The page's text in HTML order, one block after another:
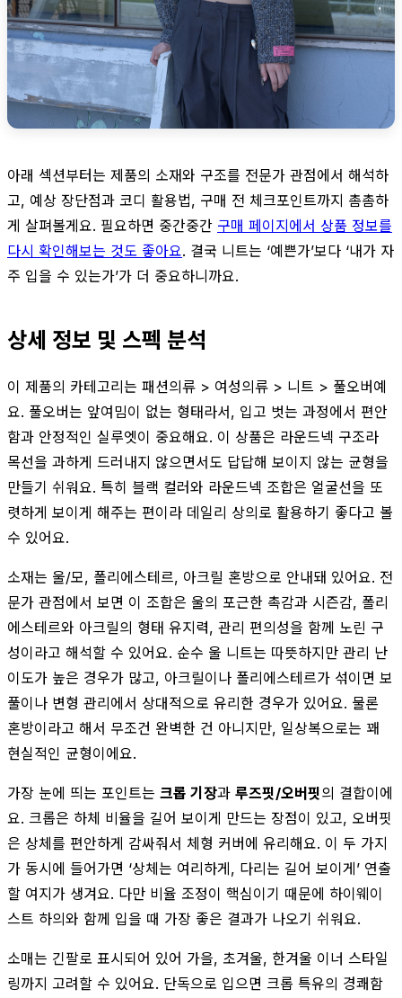
아래 섹션부터는 제품의 소재와 구조를 전문가 관점에서 해석하
고, 예상 장단점과 코디 활용법, 구매 전 체크포인트까지 촘촘하
게 살펴볼게요. 필요하면 중간중간 구매 페이지에서 상품 정보를
다시 확인해보는 것도 좋아요. 결국 니트는 ‘예쁜가’보다 ‘내가 자
주 입을 수 있는가’가 더 중요하니까요.
상세 정보 및 스펙 분석
이 제품의 카테고리는 패션의류 > 여성의류 > 니트 > 풀오버예
요. 풀오버는 앞여밈이 없는 형태라서, 입고 벗는 과정에서 편안
함과 안정적인 실루엣이 중요해요. 이 상품은 라운드넥 구조라
목선을 과하게 드러내지 않으면서도 답답해 보이지 않는 균형을
만들기 쉬워요. 특히 블랙 컬러와 라운드넥 조합은 얼굴선을 또
렷하게 보이게 해주는 편이라 데일리 상의로 활용하기 좋다고 볼
수 있어요.
소재는 울/모, 폴리에스테르, 아크릴 혼방으로 안내돼 있어요. 전
문가 관점에서 보면 이 조합은 울의 포근한 촉감과 시즌감, 폴리
에스테르와 아크릴의 형태 유지력, 관리 편의성을 함께 노린 구
성이라고 해석할 수 있어요. 순수 울 니트는 따뜻하지만 관리 난
이도가 높은 경우가 많고, 아크릴이나 폴리에스테르가 섞이면 보
풀이나 변형 관리에서 상대적으로 유리한 경우가 있어요. 물론
혼방이라고 해서 무조건 완벽한 건 아니지만, 일상복으로는 꽤
현실적인 균형이에요.
가장 눈에 띄는 포인트는 크롭 기장과 루즈핏/오버핏의 결합이에
요. 크롭은 하체 비율을 길어 보이게 만드는 장점이 있고, 오버핏
은 상체를 편안하게 감싸줘서 체형 커버에 유리해요. 이 두 가지
가 동시에 들어가면 ‘상체는 여리하게, 다리는 길어 보이게’ 연출
할 여지가 생겨요. 다만 비율 조정이 핵심이기 때문에 하이웨이
스트 하의와 함께 입을 때 가장 좋은 결과가 나오기 쉬워요.
소매는 긴팔로 표시되어 있어 가을, 초겨울, 한겨울 이너 스타일
링까지 고려할 수 있어요. 단독으로 입으면 크롭 특유의 경쾌함